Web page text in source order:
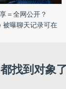
＝全网公开？
被曝聊天记录可在
找到对象